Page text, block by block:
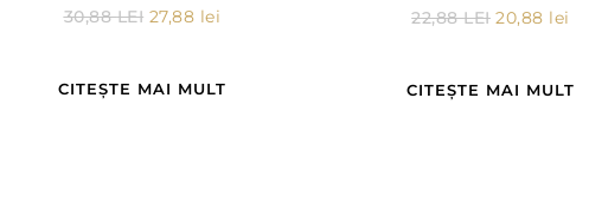
30,88LEI 27,88 lei
CITEȘTE MAI MULT
22,88LEI 20,88 lei
CITEȘTE MAI MULT